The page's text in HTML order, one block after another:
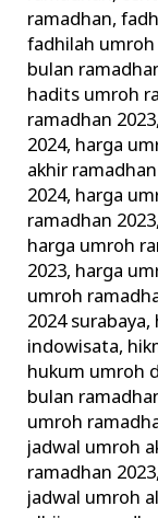
ramadhan,
fadhilah
bulan
hadits umroh
ramadhan 2023,
2024, harga
akhir
2024, harga
ramadhan 2023,
harga umroh
2023, harga
umroh
2024 surabaya,
indowisata,
hukum umroh
bulan
umroh
jadwal umroh
ramadhan 2023,
jadwal umroh